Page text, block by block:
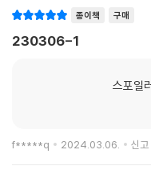
수 있는가? 또한 마르키온은
하는 잔인하고 광포한 신이 등
---「3장 이방인을 위한 빛,
은 아우구스티누스의 ‘원죄’
“수많은 독자에게 통찰력과
“대단히 명쾌하고 눈부시게
종이책 구매
230306-1
스포일
f*****q 2024.03.06. 신고